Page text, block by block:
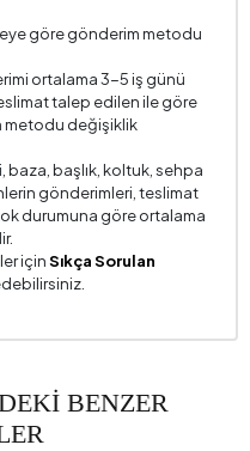
göre gönderim metodu
ortalama 3-5 iş günü
talep edilen ile göre
metodu değişiklik
baza, başlık, koltuk, sehpa
gönderimleri, teslimat
durumuna göre ortalama
içinSıkça Sorulan
BENZER